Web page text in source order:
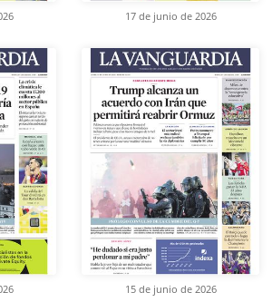
17 de junio de 2026
15 de junio de 2026